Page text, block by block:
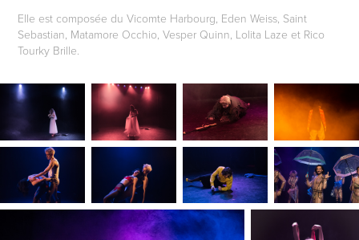
Elle est composée du Vicomte Harbourg, Eden Weiss, Saint
Sebastian, Matamore Occhio, Vesper Quinn, Lolita Laze et Rico
Tourky Brille.